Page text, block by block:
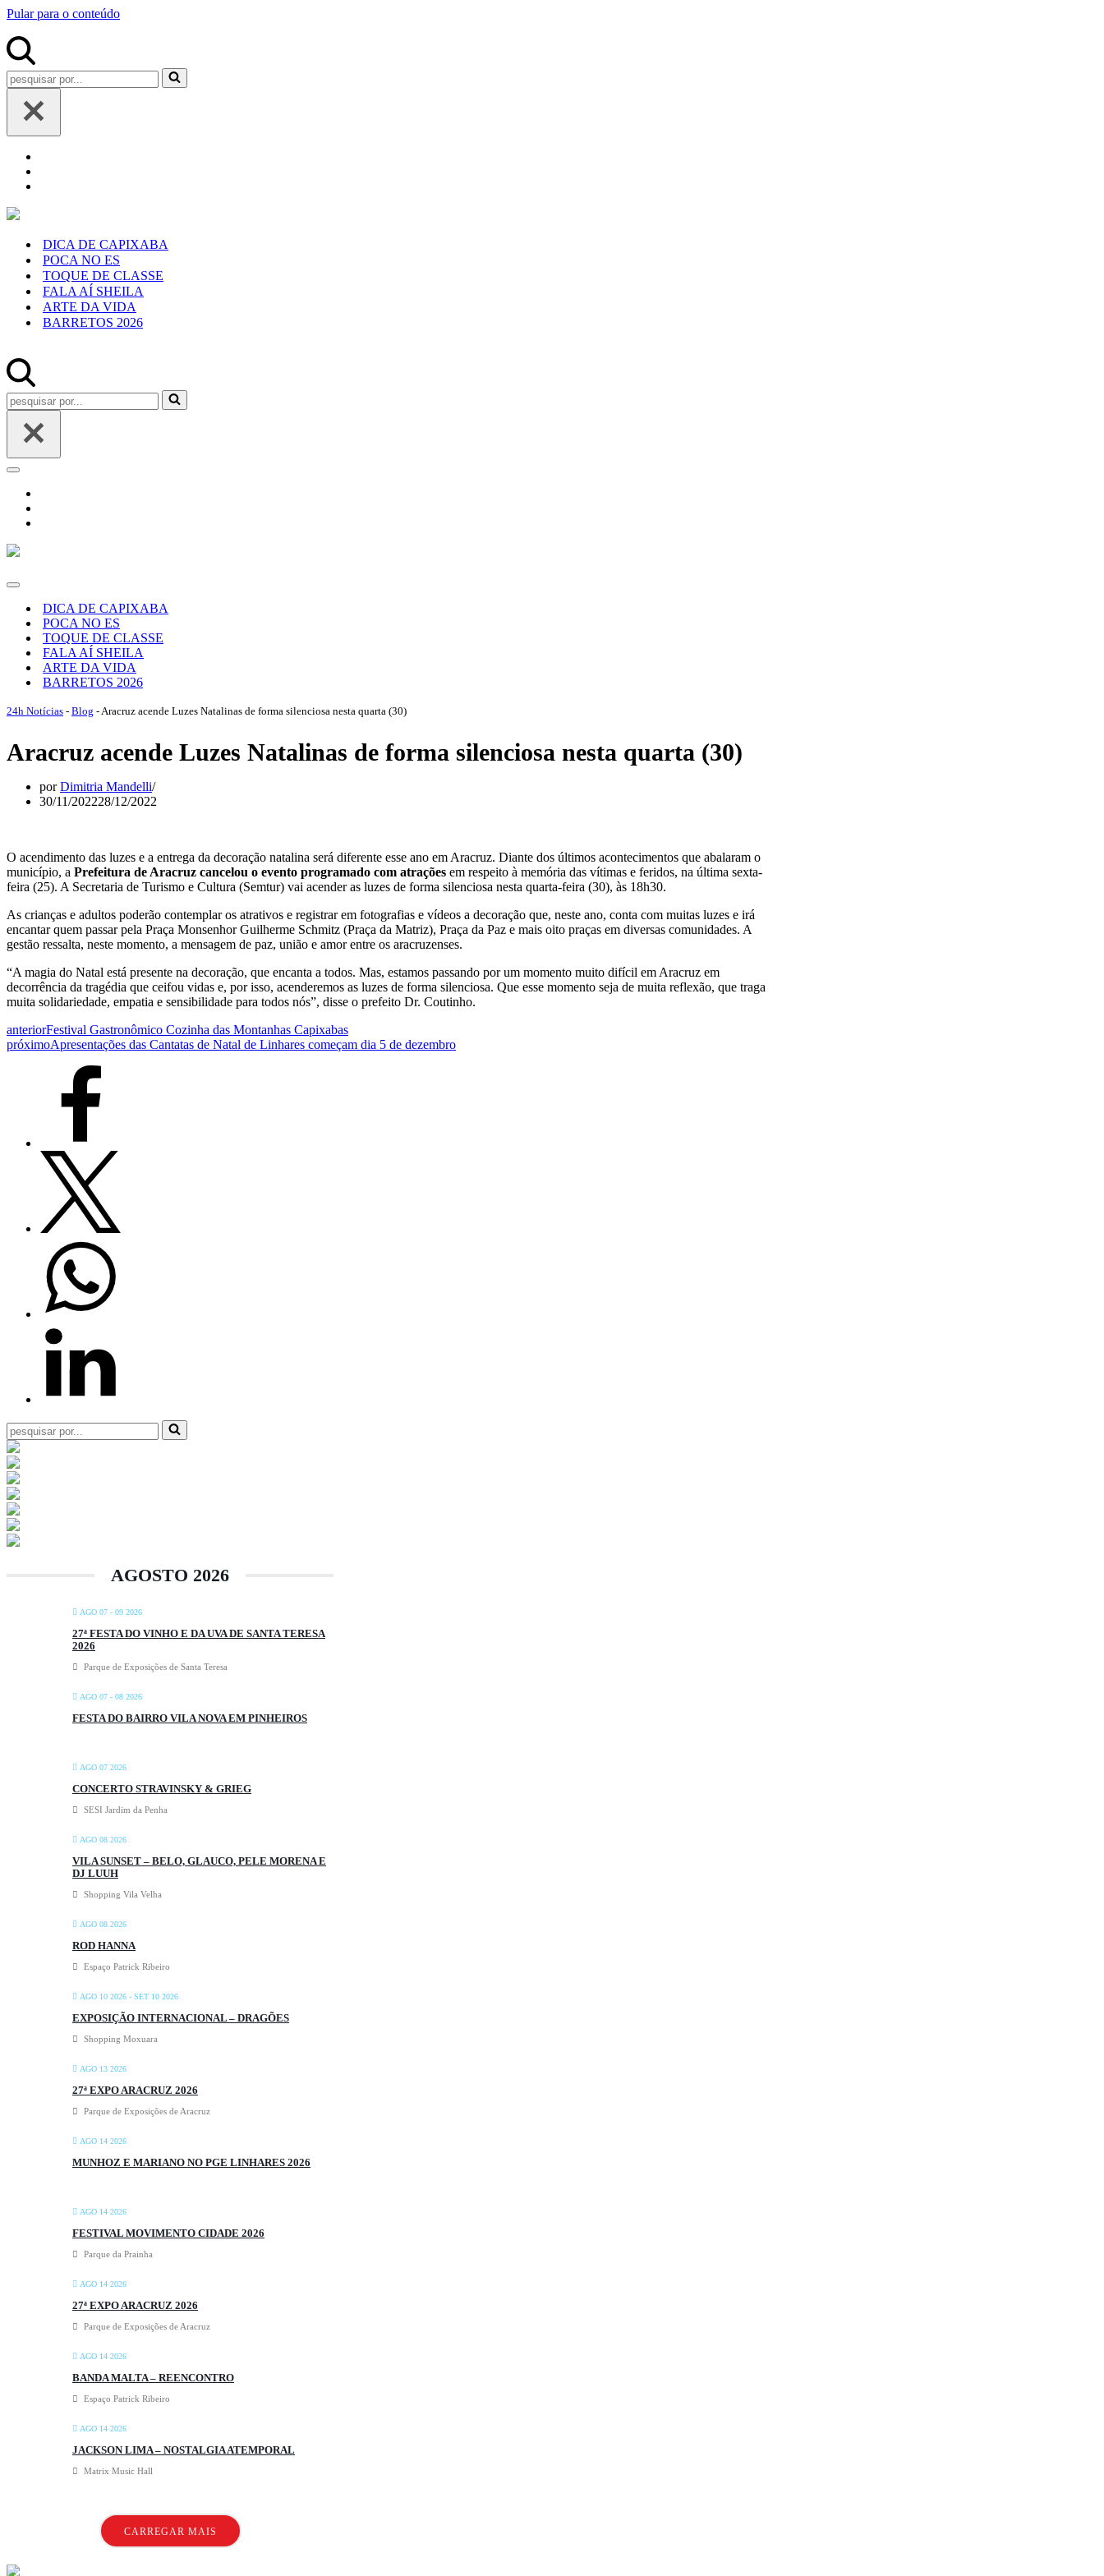
Pular para o conteúdo
Pesquisar
por...
DICA DE CAPIXABA
POCA NO ES
TOQUE DE CLASSE
FALA AÍ SHEILA
ARTE DA VIDA
BARRETOS 2026
Pesquisar
por...
Menu
navegação
Menu
navegaçãoDICA DE CAPIXABA
POCA NO ES
TOQUE DE CLASSE
FALA AÍ SHEILA
ARTE DA VIDA
BARRETOS 2026
24h Notícias - Blog -Aracruz acende Luzes Natalinas de forma silenciosa nesta quarta (30)
Aracruz acende Luzes Natalinas de forma silenciosa nesta quarta (30)
porDimitria Mandelli
30/11/202228/12/2022
O acendimento das luzes e a entrega da decoração natalina será diferente esse ano em Aracruz. Diante dos últimos acontecimentos que abalaram o
município, a Prefeitura de Aracruz cancelou o evento programado com atrações em respeito à memória das vítimas e feridos, na última sexta-
feira (25). A Secretaria de Turismo e Cultura (Semtur) vai acender as luzes de forma silenciosa nesta quarta-feira (30), às 18h30.
As crianças e adultos poderão contemplar os atrativos e registrar em fotografias e vídeos a decoração que, neste ano, conta com muitas luzes e irá
encantar quem passar pela Praça Monsenhor Guilherme Schmitz (Praça da Matriz), Praça da Paz e mais oito praças em diversas comunidades. A
gestão ressalta, neste momento, a mensagem de paz, união e amor entre os aracruzenses.
“A magia do Natal está presente na decoração, que encanta a todos. Mas, estamos passando por um momento muito difícil em Aracruz em
decorrência da tragédia que ceifou vidas e, por isso, acenderemos as luzes de forma silenciosa. Que esse momento seja de muita reflexão, que traga
muita solidariedade, empatia e sensibilidade para todos nós”, disse o prefeito Dr. Coutinho.
anteriorFestival Gastronômico Cozinha das Montanhas Capixabas
próximoApresentações das Cantatas de Natal de Linhares começam dia 5 de dezembro
Pesquisar
por...
AGOSTO 2026
AGO 07 - 09 2026
27ª FESTA DO VINHO E DA UVA DE SANTA TERESA
2026
Parque de Exposições de Santa Teresa
AGO 07 - 08 2026
FESTA DO BAIRRO VILA NOVA EM PINHEIROS
AGO 07 2026
CONCERTO STRAVINSKY & GRIEG
SESI Jardim da Penha
AGO 08 2026
VILA SUNSET – BELO, GLAUCO, PELE MORENA E
DJ LUUH
Shopping Vila Velha
AGO 08 2026
ROD HANNA
Espaço Patrick Ribeiro
AGO 10 2026 - SET 10 2026
EXPOSIÇÃO INTERNACIONAL – DRAGÕES
Shopping Moxuara
AGO 13 2026
27ª EXPO ARACRUZ 2026
Parque de Exposições de Aracruz
AGO 14 2026
MUNHOZ E MARIANO NO PGE LINHARES 2026
AGO 14 2026
FESTIVAL MOVIMENTO CIDADE 2026
Parque da Prainha
AGO 14 2026
27ª EXPO ARACRUZ 2026
Parque de Exposições de Aracruz
AGO 14 2026
BANDA MALTA – REENCONTRO
Espaço Patrick Ribeiro
AGO 14 2026
JACKSON LIMA – NOSTALGIA ATEMPORAL
Matrix Music Hall
CARREGAR MAIS